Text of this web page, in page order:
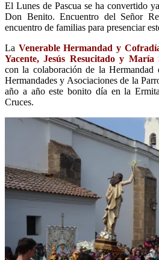
El Lunes de Pascua se ha convertido
Don Benito. Encuentro del Señor
encuentro de familias para presenciar
La Venerable Hermandad y
Yacente, Jesús Resucitado y
con la colaboración de laHermandad
Hermandades y Asociaciones de la
año a año este bonito día en la
Cruces.